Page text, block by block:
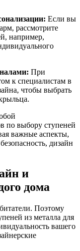
Если вы
рассмотрите
например,
При
к специалистам в
чтобы выбрать
по выбору ступеней
важные аспекты,
дизайн
и
дома
Поэтому
из металла для
вашего